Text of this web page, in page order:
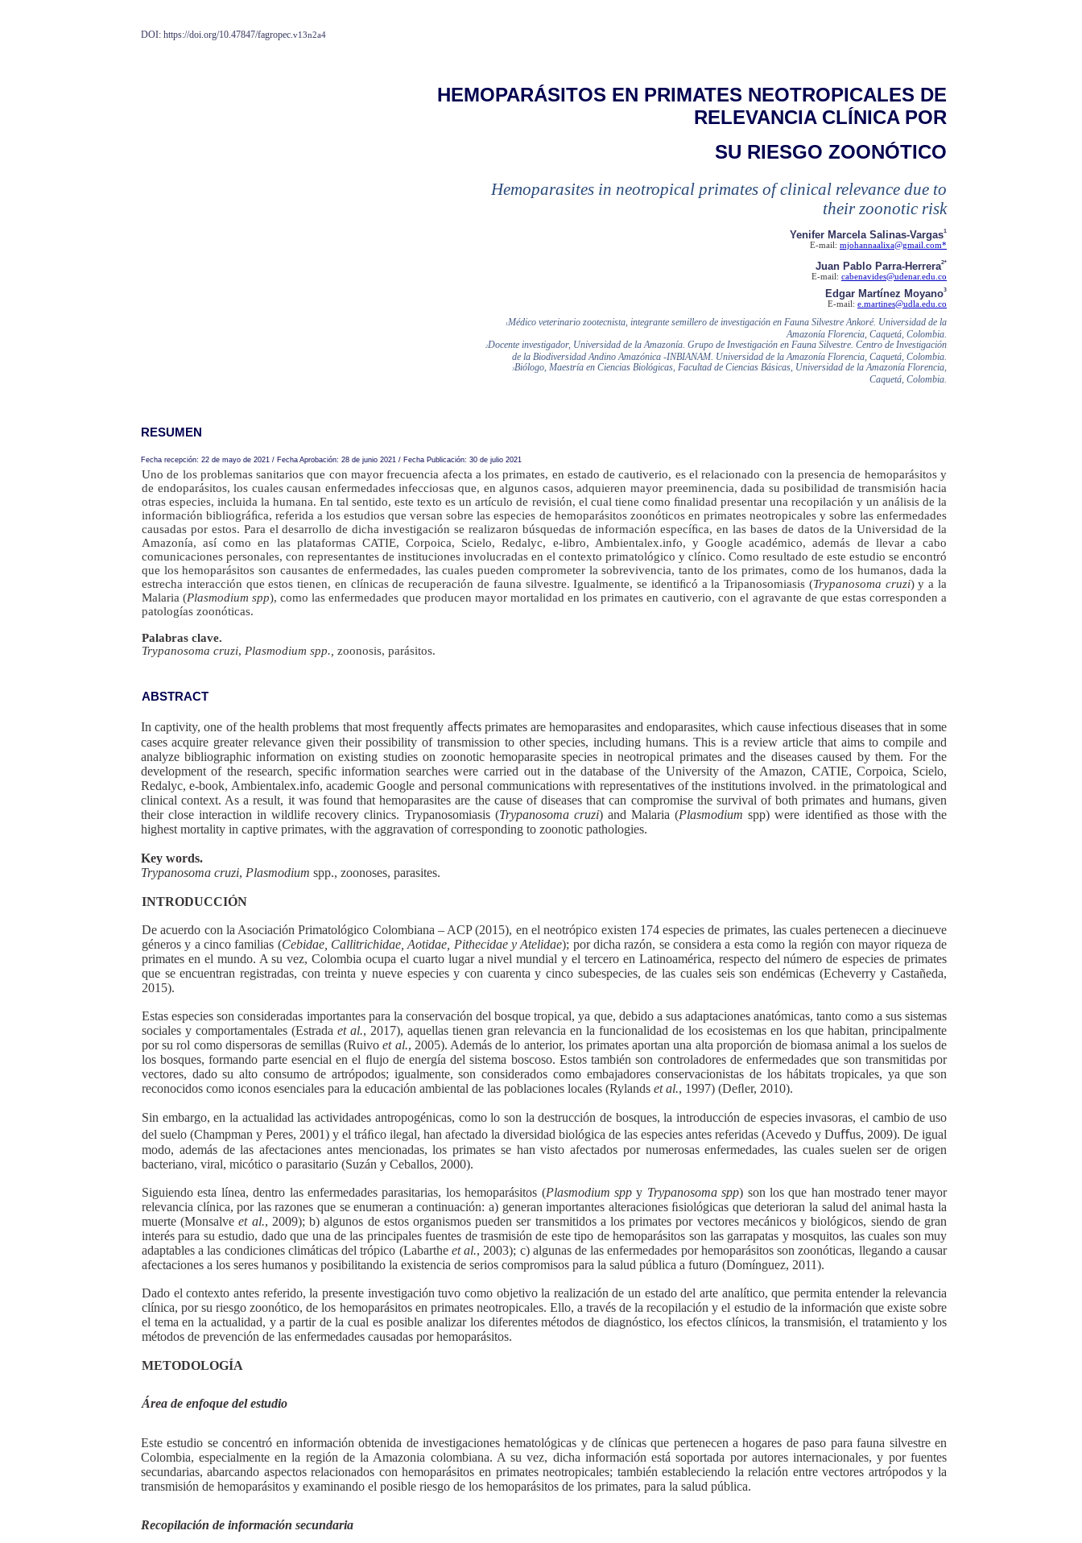
DOI: https://doi.org/10.47847/fagropec.v13n2a4
HEMOPARÁSITOS EN PRIMATES NEOTROPICALES DE
RELEVANCIA CLÍNICA POR
SU RIESGO ZOONÓTICO
Hemoparasites in neotropical primates of clinical relevance due to
their zoonotic risk
Yenifer Marcela Salinas-Vargas1
E-mail: mjohannaalixa@gmail.com*
Juan Pablo Parra-Herrera2*
E-mail: cabenavides@udenar.edu.co
Edgar Martínez Moyano3
E-mail: e.martines@udla.edu.co
1Médico veterinario zootecnista, integrante semillero de investigación en Fauna Silvestre Ankoré. Universidad de la
Amazonía Florencia, Caquetá, Colombia.
2Docente investigador, Universidad de laAmazonía. Grupo de Investigación en Fauna Silvestre. Centro de Investigación
de la Biodiversidad Andino Amazónica -INBIANAM. Universidad de la Amazonía Florencia, Caquetá, Colombia.
3Biólogo, Maestría en Ciencias Biológicas, Facultad de Ciencias Básicas, Universidad de laAmazonía Florencia,
Caquetá, Colombia.
RESUMEN
Fecha recepción: 22 de mayo de 2021 / Fecha Aprobación: 28 de junio 2021 / Fecha Publicación: 30 de julio 2021
Uno de los problemas sanitarios que con mayor frecuencia afecta a los primates, en estado de cautiverio, es el relacionado con la presencia de hemoparásitos y
de endoparásitos, los cuales causan enfermedades infecciosas que, en algunos casos, adquieren mayor preeminencia, dada su posibilidad de transmisión hacia
otras especies, incluida la humana. En tal sentido, este texto es un artículo de revisión, el cual tiene como ﬁnalidad presentar una recopilación y un análisis de la
información bibliográﬁca, referida a los estudios que versan sobre las especies de hemoparásitos zoonóticos en primates neotropicales y sobre las enfermedades
causadas por estos. Para el desarrollo de dicha investigación se realizaron búsquedas de información especíﬁca, en las bases de datos de la Universidad de la
Amazonía, así como en las plataformas CATIE, Corpoica, Scielo, Redalyc, e-libro, Ambientalex.info, y Google académico, además de llevar a cabo
comunicaciones personales, con representantes de instituciones involucradas en el contexto primatológico y clínico. Como resultado de este estudio se encontró
que los hemoparásitos son causantes de enfermedades, las cuales pueden comprometer la sobrevivencia, tanto de los primates, como de los humanos, dada la
estrecha interacción que estos tienen, en clínicas de recuperación de fauna silvestre. Igualmente, se identiﬁcó a la Tripanosomiasis (Trypanosoma cruzi) y a la
Malaria (Plasmodium spp), como las enfermedades que producen mayor mortalidad en los primates en cautiverio, con el agravante de que estas corresponden a
patologías zoonóticas.
Palabras clave.
Trypanosoma cruzi, Plasmodium spp., zoonosis, parásitos.
ABSTRACT
In captivity, one of the health problems that most frequently aﬀects primates are hemoparasites and endoparasites, which cause infectious diseases that in some
cases acquire greater relevance given their possibility of transmission to other species, including humans. This is a review article that aims to compile and
analyze bibliographic information on existing studies on zoonotic hemoparasite species in neotropical primates and the diseases caused by them. For the
development of the research, speciﬁc information searches were carried out in the database of the University of the Amazon, CATIE, Corpoica, Scielo,
Redalyc, e-book, Ambientalex.info, academic Google and personal communications with representatives of the institutions involved. in the primatological and
clinical context. As a result, it was found that hemoparasites are the cause of diseases that can compromise the survival of both primates and humans, given
their close interaction in wildlife recovery clinics. Trypanosomiasis (Trypanosoma cruzi) and Malaria (Plasmodiumspp) were identiﬁed as those with the
highest mortality in captive primates, with the aggravation of corresponding to zoonotic pathologies.
Key words.
Trypanosoma cruzi, Plasmodium spp., zoonoses, parasites.
INTRODUCCIÓN
De acuerdo con la Asociación Primatológico Colombiana – ACP (2015), en el neotrópico existen 174 especies de primates, las cuales pertenecen a diecinueve
géneros y a cinco familias (Cebidae, Callitrichidae, Aotidae, Pithecidae y Atelidae); por dicha razón, se considera a esta como la región con mayor riqueza de
primates en el mundo. A su vez, Colombia ocupa el cuarto lugar a nivel mundial y el tercero en Latinoamérica, respecto del número de especies de primates
que se encuentran registradas, con treinta y nueve especies y con cuarenta y cinco subespecies, de las cuales seis son endémicas (Echeverry y Castañeda,
2015).
Estas especies son consideradas importantes para la conservación del bosque tropical, ya que, debido a sus adaptaciones anatómicas, tanto como a sus sistemas
sociales y comportamentales (Estradaet al., 2017), aquellas tienen gran relevancia en la funcionalidad de los ecosistemas en los que habitan, principalmente
por su rol como dispersoras de semillas (Ruivoet al., 2005). Además de lo anterior, los primates aportan una alta proporción de biomasa animal a los suelos de
los bosques, formando parte esencial en el ﬂujo de energía del sistema boscoso. Estos también son controladores de enfermedades que son transmitidas por
vectores, dado su alto consumo de artrópodos; igualmente, son considerados como embajadores conservacionistas de los hábitats tropicales, ya que son
reconocidos como iconos esenciales para la educación ambiental de las poblaciones locales (Rylands et al., 1997) (Deﬂer, 2010).
Sin embargo, en la actualidad las actividades antropogénicas, como lo son la destrucción de bosques, la introducción de especies invasoras, el cambio de uso
del suelo (Champman y Peres, 2001) y el tráﬁco ilegal, han afectado la diversidad biológica de las especies antes referidas (Acevedo y Duﬀus, 2009). De igual
modo, además de las afectaciones antes mencionadas, los primates se han visto afectados por numerosas enfermedades, las cuales suelen ser de origen
bacteriano, viral, micótico o parasitario (Suzán y Ceballos, 2000).
Siguiendo esta línea, dentro las enfermedades parasitarias, los hemoparásitos (Plasmodium sppy Trypanosoma spp) son los que han mostrado tener mayor
relevancia clínica, por las razones que se enumeran a continuación: a) generan importantes alteraciones ﬁsiológicas que deterioran la salud del animal hasta la
muerte (Monsalveet al., 2009); b) algunos de estos organismos pueden ser transmitidos a los primates por vectores mecánicos y biológicos, siendo de gran
interés para su estudio, dado que una de las principales fuentes de trasmisión de este tipo de hemoparásitos son las garrapatas y mosquitos, las cuales son muy
adaptables a las condiciones climáticas del trópico (Labarthe et al., 2003); c) algunas de las enfermedades por hemoparásitos son zoonóticas, llegando a causar
afectaciones a los seres humanos y posibilitando la existencia de serios compromisos para la salud pública a futuro (Domínguez, 2011).
Dado el contexto antes referido, la presente investigación tuvo como objetivo la realización de un estado del arte analítico, que permita entender la relevancia
clínica, por su riesgo zoonótico, de los hemoparásitos en primates neotropicales. Ello, a través de la recopilación y el estudio de la información que existe sobre
el tema en la actualidad, y a partir de la cual es posible analizar los diferentes métodos de diagnóstico, los efectos clínicos, la transmisión, el tratamiento y los
métodos de prevención de las enfermedades causadas por hemoparásitos.
METODOLOGÍA
Área de enfoque del estudio
Este estudio se concentró en información obtenida de investigaciones hematológicas y de clínicas que pertenecen a hogares de paso para fauna silvestre en
Colombia, especialmente en la región de la Amazonia colombiana. A su vez, dicha información está soportada por autores internacionales, y por fuentes
secundarias, abarcando aspectos relacionados con hemoparásitos en primates neotropicales; también estableciendo la relación entre vectores artrópodos y la
transmisión de hemoparásitos y examinando el posible riesgo de los hemoparásitos de los primates, para la salud pública.
Recopilación de información secundaria